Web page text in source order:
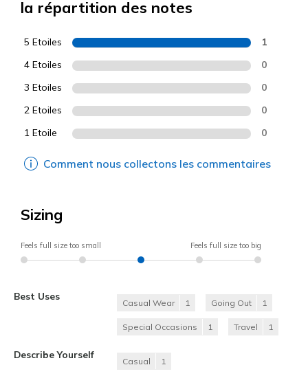
la répartition des notes
5 Etoiles 1
4 Etoiles 0
3 Etoiles 0
2 Etoiles 0
1 Etoile 0
Comment nous collectons les commentaires
Sizing
Feels full size too small Feels full size too big
Best Uses
Casual Wear 1 Going Out 1
Special Occasions 1 Travel 1
Describe Yourself
Casual 1